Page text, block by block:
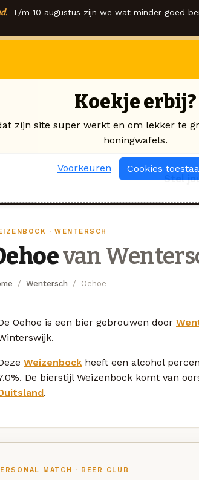
T/m 10 augustus zijn we wat minder goed
Stel
· WENTERSCH
van
Wentersch Oehoe
Oehoe is een bier gebrouwen door
Weizenbock heeft een alcohol
De bierstijl Weizenbock komt van
.
MATCH · BEER CLUB
Koekje erbij?
zijn site super werkt en om lekker te
honingwafels.
Voorkeuren Cookies